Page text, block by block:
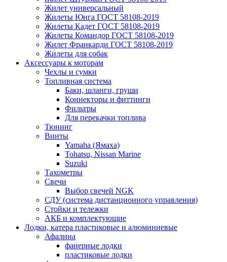
Жилет универсальный
Жилеты Юнга ГОСТ 58108-2019
Жилеты Кадет ГОСТ 58108-2019
Жилеты Командор ГОСТ 58108-2019
Жилет Франкарди ГОСТ 58108-2019
Жилеты для собак
Аксессуары к моторам
Чехлы и сумки
Топливная система
Баки, шланги, груши
Коннекторы и фиттинги
Фильтры
Для перекачки топлива
Тюнинг
Винты
Yamaha (Ямаха)
Tohatsu, Nissan Marine
Suzuki
Тахометры
Свечи
Выбор свечей NGK
СДУ (система дистанционного управления)
Стойки и тележки
АКБ и комплектующие
Лодки, катера пластиковые и алюминиевые
Афалина
фанерные лодки
пластиковые лодки